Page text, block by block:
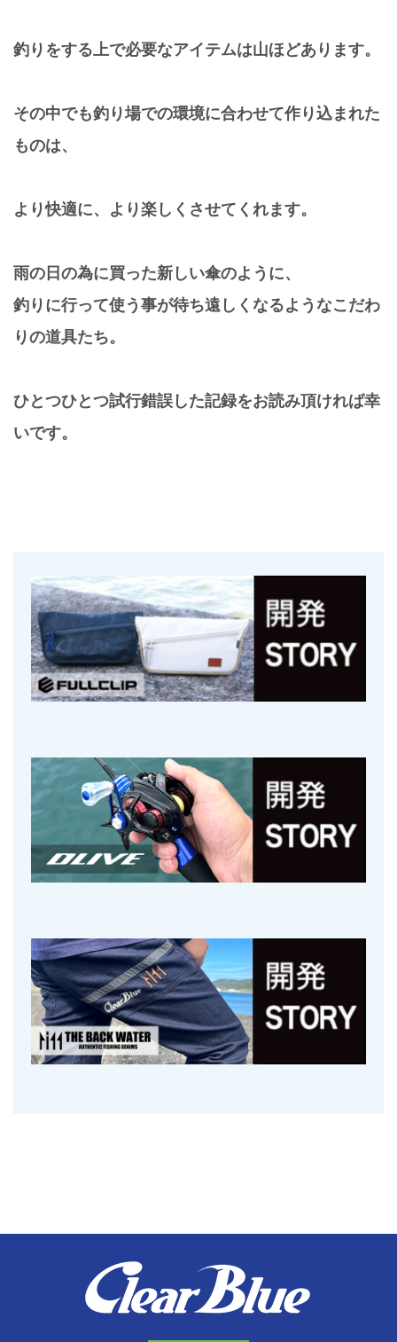
釣りをする上で必要なアイテムは山ほどあります。
その中でも釣り場での環境に合わせて作り込まれた
ものは、
より快適に、より楽しくさせてくれます。
雨の日の為に買った新しい傘のように、
釣りに行って使う事が待ち遠しくなるようなこだわ
りの道具たち。
ひとつひとつ試行錯誤した記録をお読み頂ければ幸
いです。